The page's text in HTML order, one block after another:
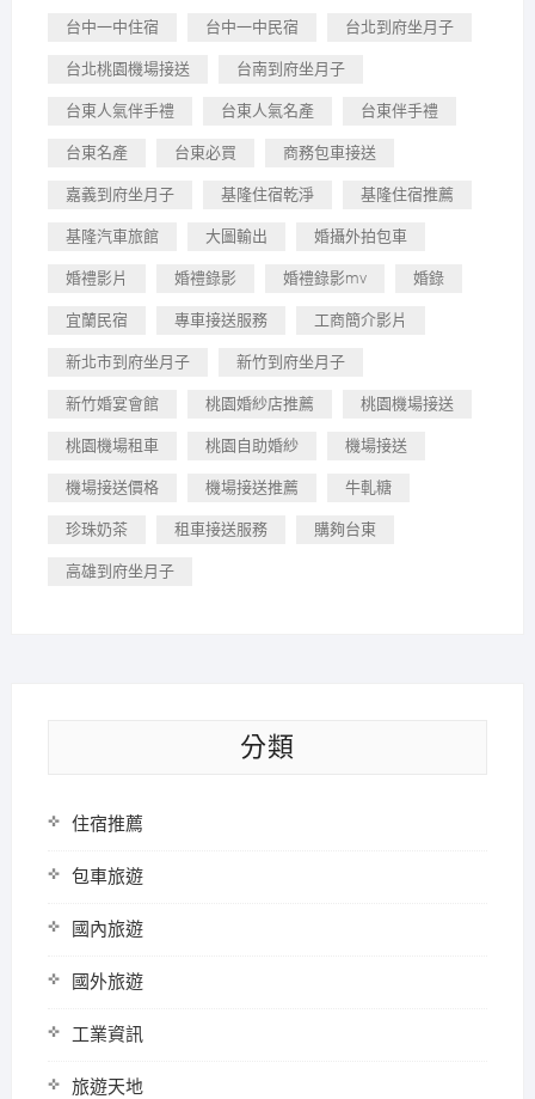
台中一中住宿 台中一中民宿 台北到府坐月子
台北桃園機場接送 台南到府坐月子
台東人氣伴手禮 台東人氣名產 台東伴手禮
台東名產 台東必買 商務包車接送
嘉義到府坐月子 基隆住宿乾淨 基隆住宿推薦
基隆汽車旅館 大圖輸出 婚攝外拍包車
婚禮影片 婚禮錄影 婚禮錄影mv 婚錄
宜蘭民宿 專車接送服務 工商簡介影片
新北市到府坐月子 新竹到府坐月子
新竹婚宴會館 桃園婚紗店推薦 桃園機場接送
桃園機場租車 桃園自助婚紗 機場接送
機場接送價格 機場接送推薦 牛軋糖
珍珠奶茶 租車接送服務 購夠台東
高雄到府坐月子
分類
住宿推薦
包車旅遊
國內旅遊
國外旅遊
工業資訊
旅遊天地